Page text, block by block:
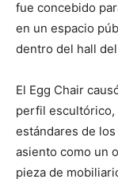
fue concebido
en un espacio
dentro del hall
El Egg Chair
perfil escultórico,
estándares de
asiento como un
pieza de